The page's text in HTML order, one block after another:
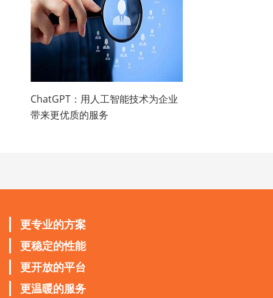
ChatGPT：用人工智能技术为企业
带来更优质的服务
更专业的方案
更稳定的性能
更开放的平台
更温暖的服务